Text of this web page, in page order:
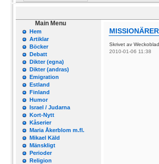
Main Menu
Hem
Artiklar
Böcker
Debatt
Dikter (egna)
Dikter (andras)
Emigration
Estland
Finland
Humor
Israel / Judarna
Kort-Nytt
Kåserier
Maria Åkerblom m.fl.
Mikael Käld
Mänskligt
Perioder
Religion
Skrivet av
2010-01-06 11:38